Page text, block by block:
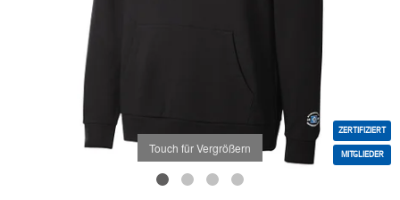
Touch für Vergrößern
ZERTIFIZIERT
MITGLIEDER